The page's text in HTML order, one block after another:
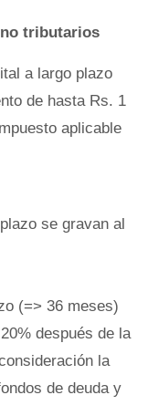
tributarios
a largo plazo
de hasta Rs. 1
aplicable
se gravan al
(=> 36 meses)
después de la
la
de deuda y